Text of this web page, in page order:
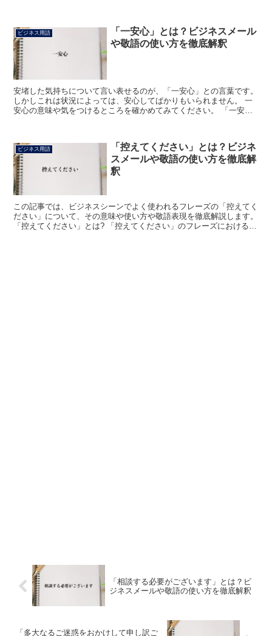
ビジネス用語
「一安心」とは？ビジネスメール
や敬語の使い方を徹底解釈
安堵した気持ちについて言い表せるのが、「一安心」との言葉です。
しかしこれは状況によっては、安心してばかりもいられません。 一
安心の意味や気をつけるところを確かめてみてください。 「一安
ビジネス用語
「控えてください」とは？ビジネ
スメールや敬語の使い方を徹底解
釈
この記事では、ビジネスシーンでよく使われるフレーズの「控えてく
ださい」について、その意味や使い方や敬語表現を徹底解説します。
「控えてください」とは? 「控えてください」のフレーズにおける
「相談する必要がございます」とは？ビ
ジネスメールや敬語の使い方を徹底解釈
「多大なるご迷惑をおかけして申し訳ご